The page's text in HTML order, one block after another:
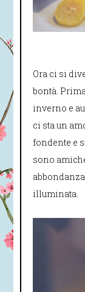
Ora ci si
bontà.
inverno e
ci sta un
fondente e
sono
illuminata.